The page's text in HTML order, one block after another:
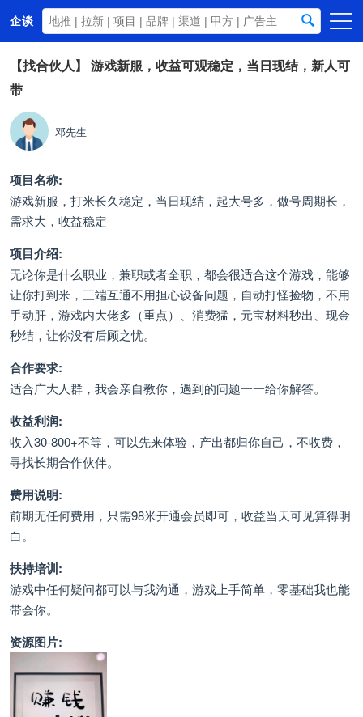
企谈
首页
商务资源
资讯动态
关于我们
【找合伙人】 游戏新服，收益可观稳定，当日现结，新人可
带
邓先生
项目名称:
游戏新服，打米长久稳定，当日现结，起大号多，做号周期长，
需求大，收益稳定
项目介绍:
无论你是什么职业，兼职或者全职，都会很适合这个游戏，能够
让你打到米，三端互通不用担心设备问题，自动打怪捡物，不用
手动肝，游戏内大佬多（重点）、消费猛，元宝材料秒出、现金
秒结，让你没有后顾之忧。
合作要求:
适合广大人群，我会亲自教你，遇到的问题一一给你解答。
收益利润:
收入30-800+不等，可以先来体验，产出都归你自己，不收费，
寻找长期合作伙伴。
费用说明:
前期无任何费用，只需98米开通会员即可，收益当天可见算得明
白。
扶持培训:
游戏中任何疑问都可以与我沟通，游戏上手简单，零基础我也能
带会你。
资源图片: